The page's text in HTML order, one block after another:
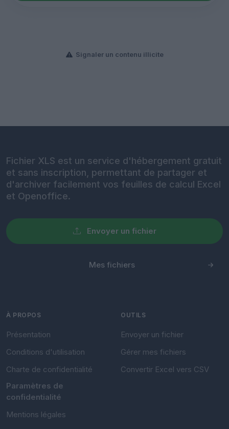
Signaler un contenu illicite
Fichier XLS est un service d'hébergement gratuit
et sans inscription, permettant de partager et
d'archiver facilement vos feuilles de calcul Excel
et Openoffice.
Envoyer un fichier
Mes fichiers
À PROPOS
Présentation
Conditions d'utilisation
Charte de confidentialité
Paramètres de
confidentialité
Mentions légales
OUTILS
Envoyer un fichier
Gérer mes fichiers
Convertir Excel vers CSV